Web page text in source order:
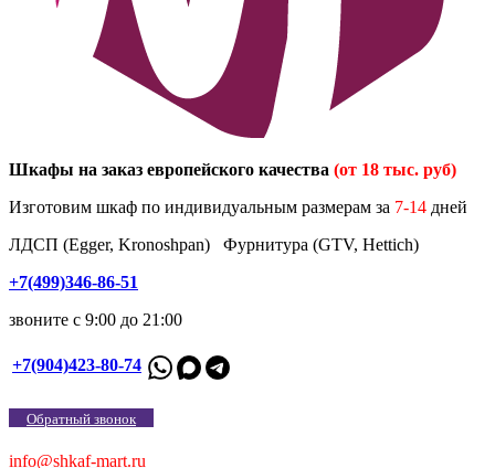
Шкафы на заказ европейского качества (от 18 тыс. руб)
Изготовим шкаф по индивидуальным размерам за 7-14 дней
ЛДСП (Egger, Kronoshpan) Фурнитура (GTV, Hettich)
+7(499)346-86-51
звоните с 9:00 до 21:00
+7(904)423-80-74
Обратный звонок
info@shkaf-mart.ru